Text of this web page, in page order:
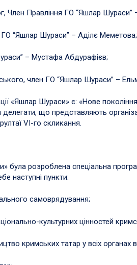
Член Правління ГО “Яшлар Шураси”
ГО “Яшлар Шураси” – Аділє Меметова;
– Мустафа Абдурафієв;
член ГО “Яшлар Шураси” –
«Яшлар Шураси» є: «Нове
делегати, що представляють
VI-го скликання.
була розроблена спеціальна
наступні пункти:
самоврядування;
культурних цінностей
кримських татар у всіх органах